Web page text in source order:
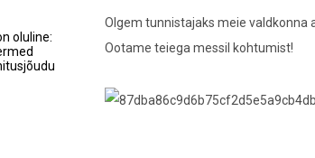
oluline:
on
Olgem tunnistajaks meie valdkonna
Ootame teiega messil kohtumist!